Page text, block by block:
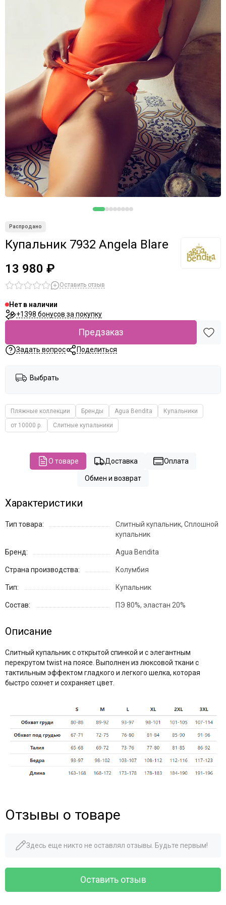
Купальник 7932 Angela Blare
13 980 ₽
Оставить отзыв
Нет в наличии
+1398 бонусов за покупку
Предзаказ
Задать вопрос Поделиться
Выбрать
Пляжные коллекции Бренды Agua Bendita
Купальники
от 10000 р.
Слитные купальники
О товаре Доставка Оплата
Обмен и возврат
Характеристики
Тип товара:
Слитный купальник, Сплошной
купальник
Бренд: Agua Bendita
Страна производства: Колумбия
Тип: Купальник
Состав: ПЭ 80%, эластан 20%
Описание
Слитный купальник с открытой спинкой и с элегантным
перекрутом twist на поясе. Выполнен из люксовой ткани с
тактильным эффектом гладкого и легкого шелка, которая
быстро сохнет и сохраняет цвет.
Отзывы о товаре
Здесь еще никто не оставлял отзывы. Будьте первым!
Оставить отзыв